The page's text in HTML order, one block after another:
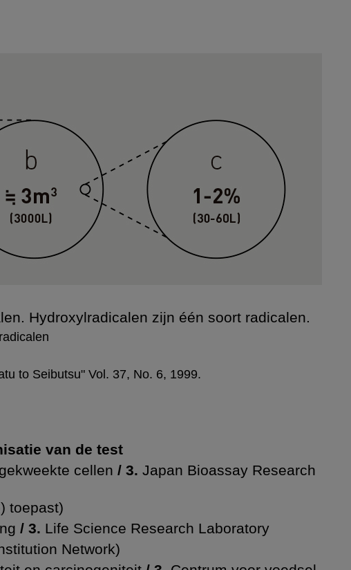
Hydroxylradicalen zijn één soort radicalen.
to Seibutsu" Vol. 37, No. 6, 1999.
van de test
cellen / 3. Japan Bioassay Research
toepast)
/ 3. Life Science Research Laboratory
Network)